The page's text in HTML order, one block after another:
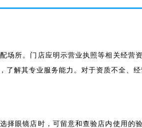
场所。门店应明示营业执照等相关经营
解其专业服务能力。对于资质不全、
择眼镜店时，可留意和查验店内使用